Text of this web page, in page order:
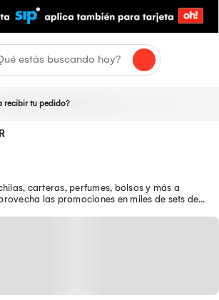
recibir tu pedido?
carteras, perfumes, bolsos y más a
las promociones en miles de sets de